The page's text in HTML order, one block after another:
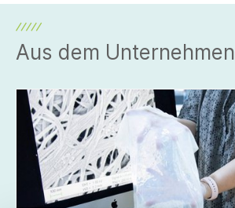
Aus dem Unternehmen